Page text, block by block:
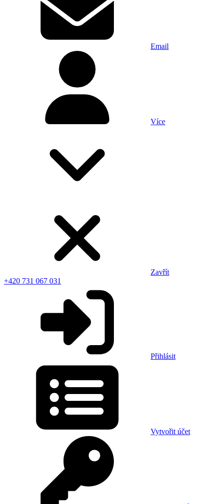
Email
Více
Zavřít
+420 731 067 031
Přihlásit
Vytvořit účet